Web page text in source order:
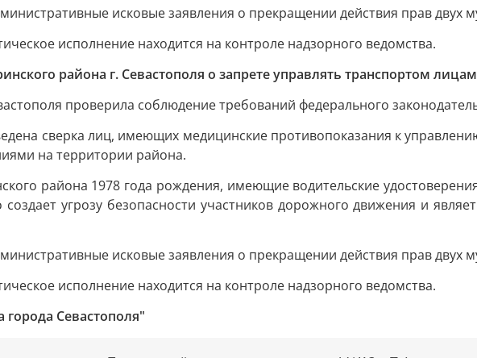
исковые заявления о прекращении действия прав
исполнение находится на контроле надзорного ведомства.
района г. Севастополя о запрете управлять транспортом
проверила соблюдение требований федерального
сверка лиц, имеющих медицинские противопоказания к
на территории района.
района 1978 года рождения, имеющие водительские
создает угрозу безопасности участников дорожного движения и
исковые заявления о прекращении действия прав
исполнение находится на контроле надзорного ведомства.
города Севастополя"